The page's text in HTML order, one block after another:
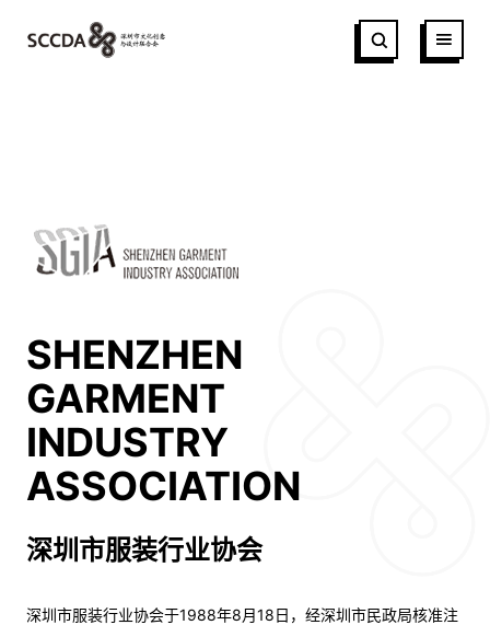
SHENZHEN
GARMENT
INDUSTRY
ASSOCIATION
深圳市服装行业协会
深圳市服装行业协会于1988年8月18日，经深圳市民政局核准注